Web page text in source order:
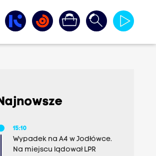
15:10
Wypadek na A4 w Jodłówce.
Na miejscu lądował LPR